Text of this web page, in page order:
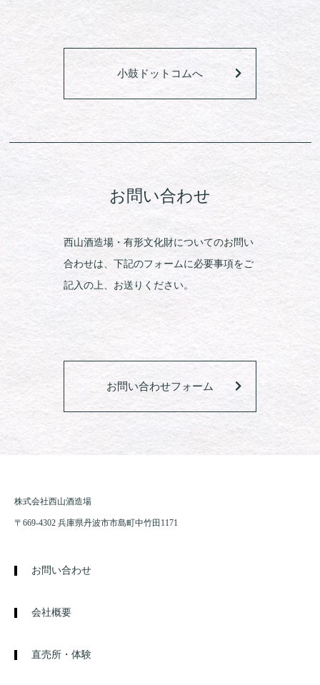
小鼓ドットコムへ
お問い合わせ
西山酒造場・有形文化財についてのお問い
合わせは、下記のフォームに必要事項をご
記入の上、お送りください。
お問い合わせフォーム
株式会社西山酒造場
〒669-4302 兵庫県丹波市市島町中竹田1171
お問い合わせ
会社概要
直売所・体験